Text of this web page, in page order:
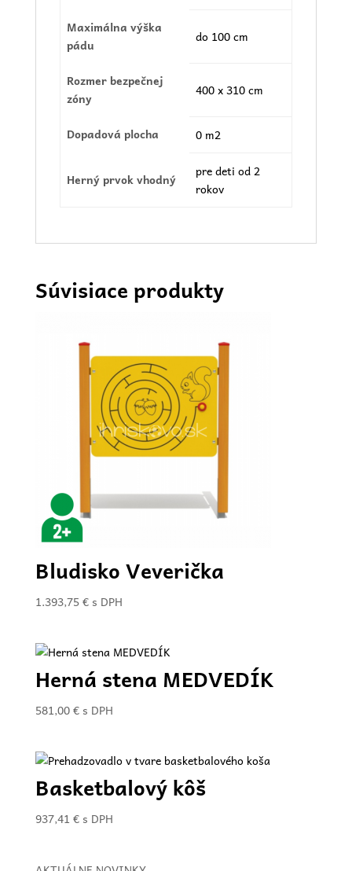
Maximálna výška
pádu
do 100 cm
Rozmer bezpečnej
zóny
400 x 310 cm
Dopadová plocha 0 m2
Herný prvok vhodný
pre deti od 2
rokov
Súvisiace produkty
Bludisko Veverička
1.393,75€ s DPH
Herná stena MEDVEDÍK
581,00€ s DPH
Basketbalový kôš
937,41 € s DPH